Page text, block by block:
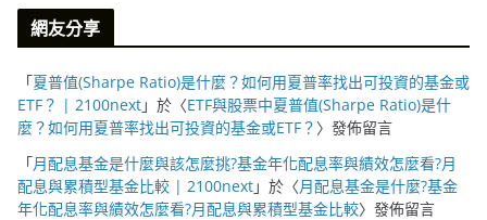
網友分享
「夏普值(Sharpe Ratio)是什麼？如何用夏普率找出可投資的基金或
ETF？ | 2100next」於〈ETF與股票中夏普值(Sharpe Ratio)是什
麼？如何用夏普率找出可投資的基金或ETF？ 〉發佈留言
「月配息基金是什麼與該怎麼挑?基金年化配息率與績效怎麼看?月
配息與累積型基金比較 | 2100next」於〈月配息基金是什麼?基金
年化配息率與績效怎麼看?月配息與累積型基金比較〉發佈留言